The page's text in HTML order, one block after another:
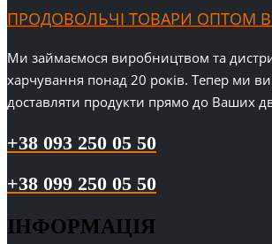
ПРОДОВОЛЬЧІ ТОВАРИ ОПТОМ В
Ми займаємося виробництвом та
харчування понад 20 років. Тепер ми
доставляти продукти прямо до Ваших
+38 093 250 05 50
+38 099 250 05 50
ІНФОРМАЦІЯ